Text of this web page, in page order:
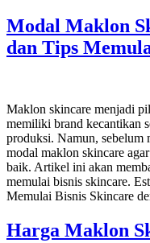
Modal Maklon
dan Tips
Maklon skincare menjadi
memiliki brand kecantikan
produksi. Namun, sebelum
modal maklon skincare
baik. Artikel ini akan
memulai bisnis skincare.
Memulai Bisnis Skincare
Harga Maklon